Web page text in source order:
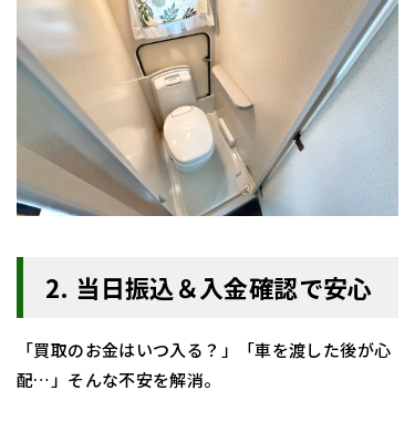
2. 当日振込＆入金確認で安心
「買取のお金はいつ入る？」「車を渡した後が心
配…」そんな不安を解消。